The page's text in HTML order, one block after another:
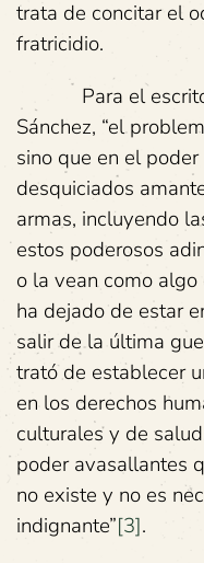
trata de concitar el
fratricidio.
Para el escritor
Sánchez, “el
sino que en el
desquiciados
armas, incluyendo
estos poderosos
o la vean como
ha dejado de estar
salir de la última
trató de establecer
en los derechos
culturales y de
poder avasallantes
no existe y no es
indignante”[3].